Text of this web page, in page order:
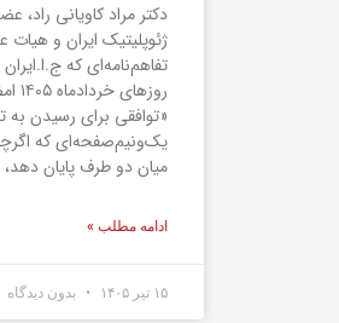
دکتر مراد کاویانی راد،
ژئوپلیتیک ایران و هیات
تفاهم‌نامه‌ای که
«توافقی برای رسیدن به
میان دو طرف پایان دهد،
ادامه مطلب »
۱۵ تیر ۱۴۰۵ بدون دیدگاه